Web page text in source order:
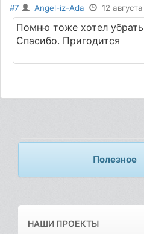
#7 Angel-iz-Ada 12
Помню тоже хотел убрать
Спасибо. Пригодится
Полезное
НАШИ ПРОЕКТЫ